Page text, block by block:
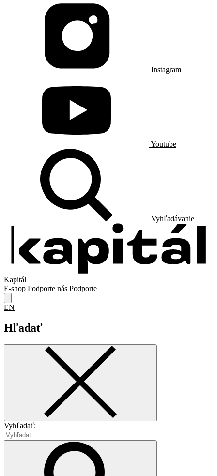
Instagram
Youtube
Vyhľadávanie
Kapitál
E-shop Podporte nás Podporte
EN
Hľadať
Vyhľadať: